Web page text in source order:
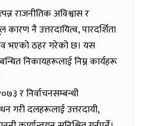
राजनीतिक अविश्वास र
नै उत्तरदायित्व, पारदर्शिता
भएको ठहर गरेको छ। यस
निकायहरूलाई निम्न कार्यहरू
र निर्वाचनसम्बन्धी
गरी दलहरूलाई उत्तरदायी,